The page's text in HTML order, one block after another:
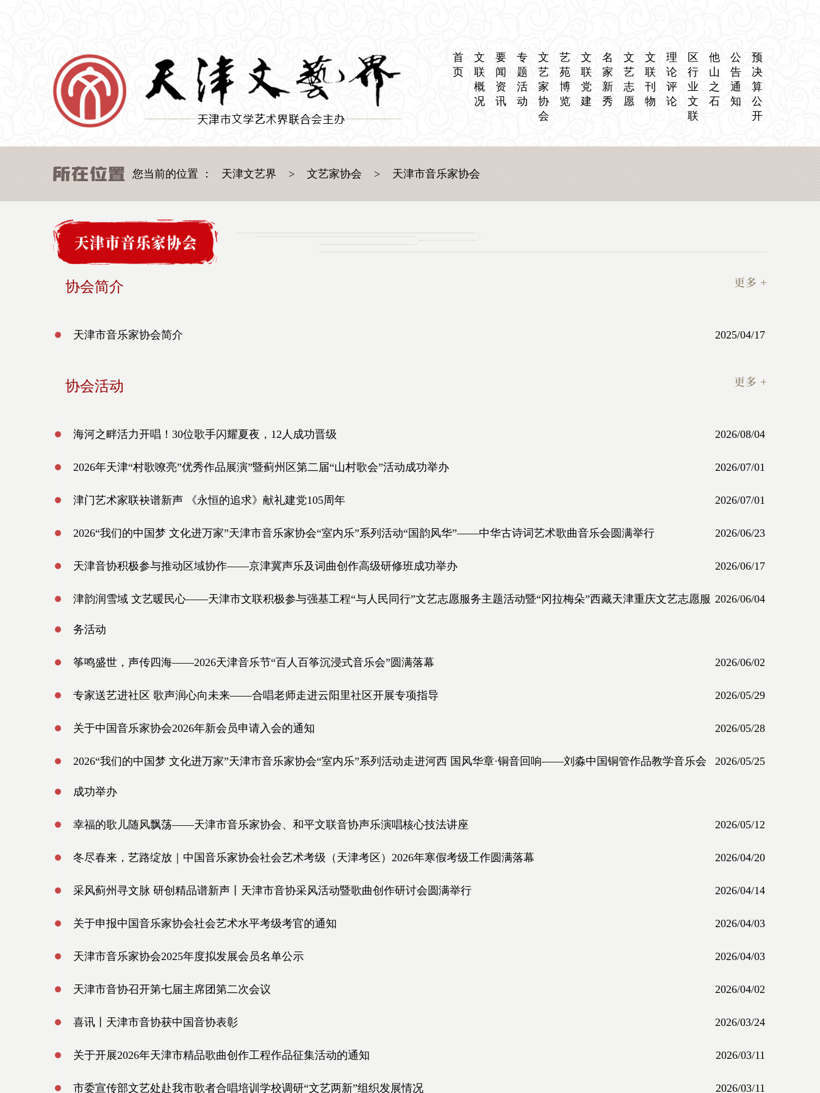
首
页
文
联
概
况
要
闻
资
讯
专
题
活
动
文
艺
家
协
会
艺
苑
博
览
文
联
党
建
名
家
新
秀
文
艺
志
愿
文
联
刊
物
理
论
评
论
区
行
业
文
联
他
山
之
石
公
告
通
知
预
决
算
公
开
您当前的位置 ： 天津文艺界 > 文艺家协会 > 天津市音乐家协会
协会简介
2025/04/17
天津市音乐家协会简介
协会活动
2026/08/04
海河之畔活力开唱！30位歌手闪耀夏夜，12人成功晋级
2026/07/01
2026年天津“村歌嘹亮”优秀作品展演”暨蓟州区第二届“山村歌会”活动成功举办
2026/07/01
津门艺术家联袂谱新声 《永恒的追求》献礼建党105周年
2026/06/23
2026“我们的中国梦 文化进万家”天津市音乐家协会“室内乐”系列活动“国韵风华”——中华古诗词艺术歌曲音乐会圆满举行
2026/06/17
天津音协积极参与推动区域协作——京津冀声乐及词曲创作高级研修班成功举办
2026/06/04
津韵润雪域 文艺暖民心——天津市文联积极参与强基工程“与人民同行”文艺志愿服务主题活动暨“冈拉梅朵”西藏天津重庆文艺志愿服
务活动
2026/06/02
筝鸣盛世，声传四海——2026天津音乐节“百人百筝沉浸式音乐会”圆满落幕
2026/05/29
专家送艺进社区 歌声润心向未来——合唱老师走进云阳里社区开展专项指导
2026/05/28
关于中国音乐家协会2026年新会员申请入会的通知
2026/05/25
2026“我们的中国梦 文化进万家”天津市音乐家协会“室内乐”系列活动走进河西 国风华章·铜音回响——刘淼中国铜管作品教学音乐会
成功举办
2026/05/12
幸福的歌儿随风飘荡——天津市音乐家协会、和平文联音协声乐演唱核心技法讲座
2026/04/20
冬尽春来，艺路绽放｜中国音乐家协会社会艺术考级（天津考区）2026年寒假考级工作圆满落幕
2026/04/14
采风蓟州寻文脉 研创精品谱新声丨天津市音协采风活动暨歌曲创作研讨会圆满举行
2026/04/03
关于申报中国音乐家协会社会艺术水平考级考官的通知
2026/04/03
天津市音乐家协会2025年度拟发展会员名单公示
2026/04/02
天津市音协召开第七届主席团第二次会议
2026/03/24
喜讯丨天津市音协获中国音协表彰
2026/03/11
关于开展2026年天津市精品歌曲创作工程作品征集活动的通知
2026/03/11
市委宣传部文艺处赴我市歌者合唱培训学校调研“文艺两新”组织发展情况